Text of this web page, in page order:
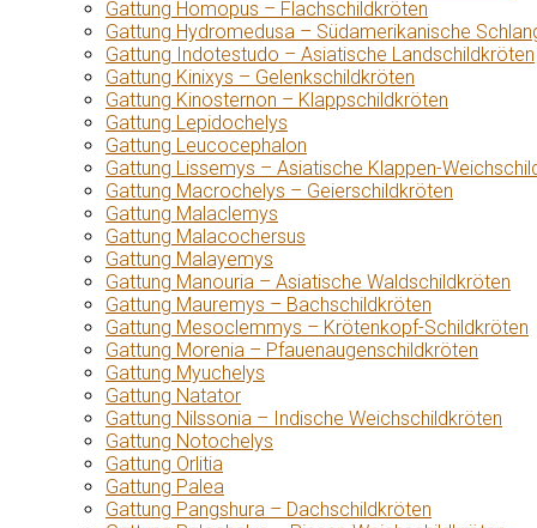
Gattung Homopus – Flachschildkröten
Gattung Hydromedusa – Südamerikanische
Gattung Indotestudo – Asiatische Landschildkröten
Gattung Kinixys – Gelenkschildkröten
Gattung Kinosternon – Klappschildkröten
Gattung Lepidochelys
Gattung Leucocephalon
Gattung Lissemys – Asiatische Klappen-
Gattung Macrochelys – Geierschildkröten
Gattung Malaclemys
Gattung Malacochersus
Gattung Malayemys
Gattung Manouria – Asiatische Waldschildkröten
Gattung Mauremys – Bachschildkröten
Gattung Mesoclemmys – Krötenkopf-Schildkröten
Gattung Morenia – Pfauenaugenschildkröten
Gattung Myuchelys
Gattung Natator
Gattung Nilssonia – Indische Weichschildkröten
Gattung Notochelys
Gattung Orlitia
Gattung Palea
Gattung Pangshura – Dachschildkröten